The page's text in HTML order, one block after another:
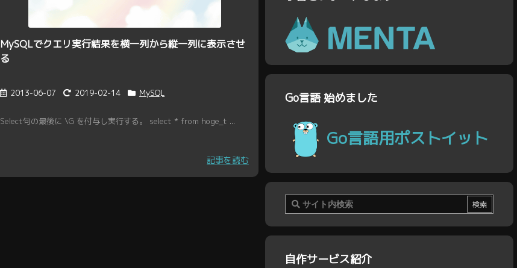
MySQLでクエリ実行結果を横一列から縦一列に表示させ
る
2013-06-07 2019-02-14 MySQL
Select句の最後に \G を付与し実行する。 select * from hoge_t ...
記事を読む
Go言語 始めました
Go言語用ポストイット
自作サービス紹介